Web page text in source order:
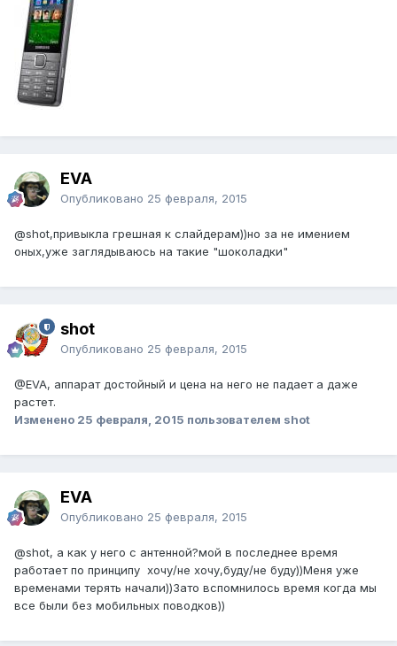
EVA
Опубликовано 25 февраля, 2015
@shot,привыкла грешная к слайдерам))но за не имением
оных,уже заглядываюсь на такие "шоколадки"
shot
Опубликовано 25 февраля, 2015
@EVA, аппарат достойный и цена на него не падает а даже
растет.
Изменено 25 февраля, 2015 пользователем shot
EVA
Опубликовано 25 февраля, 2015
@shot, а как у него с антенной?мой в последнее время
работает по принципу хочу/не хочу,буду/не буду))Меня уже
временами терять начали))Зато вспомнилось время когда мы
все были без мобильных поводков))